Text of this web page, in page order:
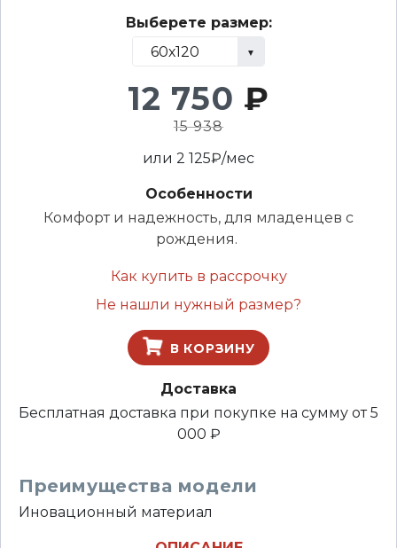
Выберете размер:
12 750 ₽
15 938
или 2 125₽/мес
Особенности
Комфорт и надежность, для младенцев с
рождения.
Как купить в рассрочку
Не нашли нужный размер?
В КОРЗИНУ
Доставка
Бесплатная доставка при покупке на сумму от 5
000 ₽
Преимущества модели
Иновационный материал